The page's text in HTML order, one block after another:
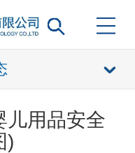
儿用品安全
)